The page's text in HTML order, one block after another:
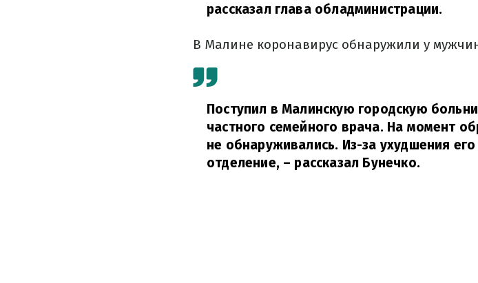
рассказал глава обладминистрации.
В Малине коронавирус обнаружили у
Поступил в Малинскую городскую
частного семейного врача. На момент
не обнаруживались. Из-за ухудшения
отделение, – рассказал Бунечко.